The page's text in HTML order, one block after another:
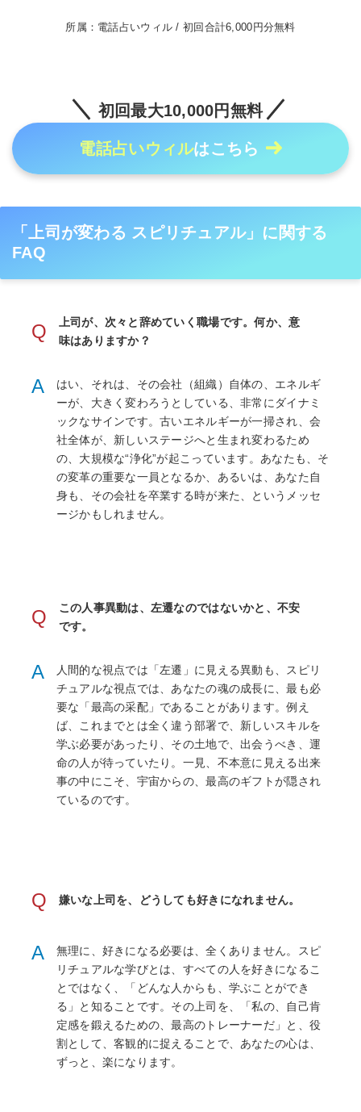
所属：電話占いウィル / 初回合計6,000円分無料
初回最大10,000円無料
電話占いウィルはこちら
「上司が変わる スピリチュアル」に関する
FAQ
Q
上司が、次々と辞めていく職場です。何か、意
味はありますか？
A
はい、それは、その会社（組織）自体の、エネルギ
ーが、大きく変わろうとしている、非常にダイナミ
ックなサインです。古いエネルギーが一掃され、会
社全体が、新しいステージへと生まれ変わるため
の、大規模な“浄化”が起こっています。あなたも、そ
の変革の重要な一員となるか、あるいは、あなた自
身も、その会社を卒業する時が来た、というメッセ
ージかもしれません。
Q
この人事異動は、左遷なのではないかと、不安
です。
A
人間的な視点では「左遷」に見える異動も、スピリ
チュアルな視点では、あなたの魂の成長に、最も必
要な「最高の采配」であることがあります。例え
ば、これまでとは全く違う部署で、新しいスキルを
学ぶ必要があったり、その土地で、出会うべき、運
命の人が待っていたり。一見、不本意に見える出来
事の中にこそ、宇宙からの、最高のギフトが隠され
ているのです。
Q 嫌いな上司を、どうしても好きになれません。
A
無理に、好きになる必要は、全くありません。スピ
リチュアルな学びとは、すべての人を好きになるこ
とではなく、「どんな人からも、学ぶことができ
る」と知ることです。その上司を、「私の、自己肯
定感を鍛えるための、最高のトレーナーだ」と、役
割として、客観的に捉えることで、あなたの心は、
ずっと、楽になります。